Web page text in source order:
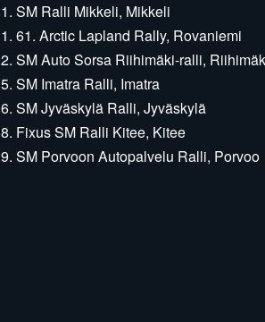
SM Ralli Mikkeli, Mikkeli
61. Arctic Lapland Rally, Rovaniemi
SM Auto Sorsa Riihimäki-ralli,
SM Imatra Ralli, Imatra
SM Jyväskylä Ralli, Jyväskylä
Fixus SM Ralli Kitee, Kitee
SM Porvoon Autopalvelu Ralli, Porvoo